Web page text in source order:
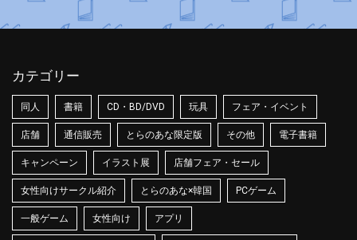
カテゴリー
同人 書籍 CD・BD/DVD 玩具 フェア・イベント
店舗 通信販売 とらのあな限定版 その他 電子書籍
キャンペーン イラスト展 店舗フェア・セール
女性向けサークル紹介 とらのあな×韓国 PCゲーム
一般ゲーム 女性向け アプリ